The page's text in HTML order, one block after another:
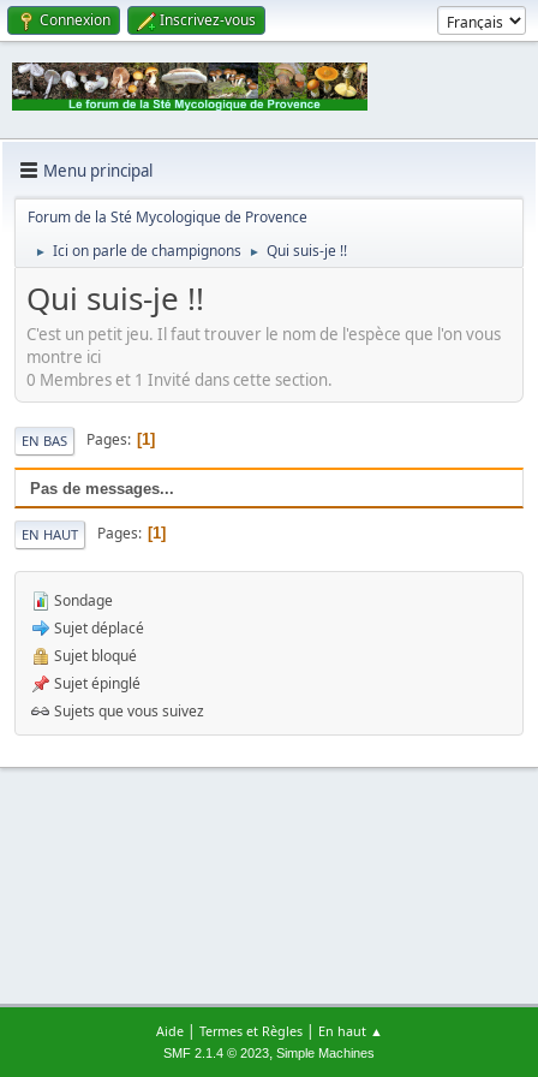
Connexion Inscrivez-vous
Menu principal
Forum de la Sté Mycologique de Provence
► Ici on parle de champignons ► Qui suis-je !!
Qui suis-je !!
C'est un petit jeu. Il faut trouver le nom de l'espèce que l'on vous
montre ici
0 Membres et 1 Invité dans cette section.
EN BAS Pages 1
Pas de messages...
EN HAUT Pages 1
Sondage
Sujet déplacé
Sujet bloqué
Sujet épinglé
Sujets que vous suivez
Aide| Termes et Règles| En haut ▲
SMF 2.1.4 © 2023, Simple Machines